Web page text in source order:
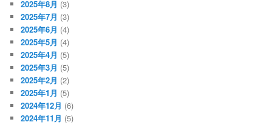
2025年8月 (3)
2025年7月 (3)
2025年6月 (4)
2025年5月 (4)
2025年4月 (5)
2025年3月 (5)
2025年2月 (2)
2025年1月 (5)
2024年12月 (6)
2024年11月 (5)